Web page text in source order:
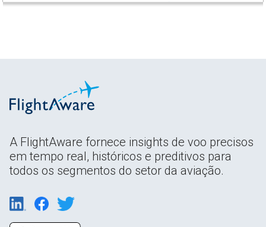
A FlightAware fornece insights de voo precisos
em tempo real, históricos e preditivos para
todos os segmentos do setor da aviação.